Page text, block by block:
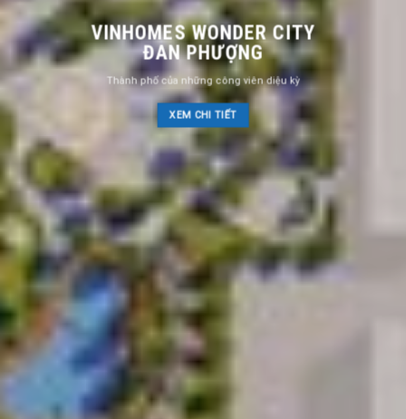
VINHOMES WONDER CITY
ĐAN PHƯỢNG
Thành phố của những công viên diệu kỳ
XEM CHI TIẾT